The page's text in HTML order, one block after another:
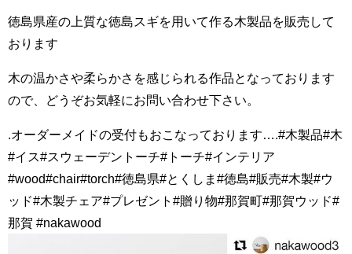
徳島県産の上質な徳島スギを用いて作る木製品を販売して
おります
木の温かさや柔らかさを感じられる作品となっております
ので、どうぞお気軽にお問い合わせ下さい。
.オーダーメイドの受付もおこなっております….#木製品#木
#イス#スウェーデントーチ#トーチ#インテリア
#wood#chair#torch#徳島県#とくしま#徳島#販売#木製#ウ
ッド#木製チェア#プレゼント#贈り物#那賀町#那賀ウッド#
那賀 #nakawood